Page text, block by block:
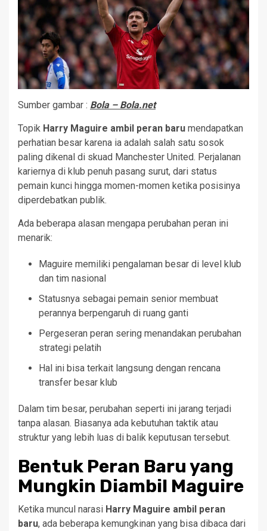
Sumber gambar : Bola – Bola.net
Topik Harry Maguire ambil peran baru mendapatkan
perhatian besar karena ia adalah salah satu sosok
paling dikenal di skuad Manchester United. Perjalanan
kariernya di klub penuh pasang surut, dari status
pemain kunci hingga momen-momen ketika posisinya
diperdebatkan publik.
Ada beberapa alasan mengapa perubahan peran ini
menarik:
Maguire memiliki pengalaman besar di level klub
dan tim nasional
Statusnya sebagai pemain senior membuat
perannya berpengaruh di ruang ganti
Pergeseran peran sering menandakan perubahan
strategi pelatih
Hal ini bisa terkait langsung dengan rencana
transfer besar klub
Dalam tim besar, perubahan seperti ini jarang terjadi
tanpa alasan. Biasanya ada kebutuhan taktik atau
struktur yang lebih luas di balik keputusan tersebut.
Bentuk Peran Baru yang
Mungkin Diambil Maguire
Ketika muncul narasi Harry Maguire ambil peran
baru, ada beberapa kemungkinan yang bisa dibaca dari